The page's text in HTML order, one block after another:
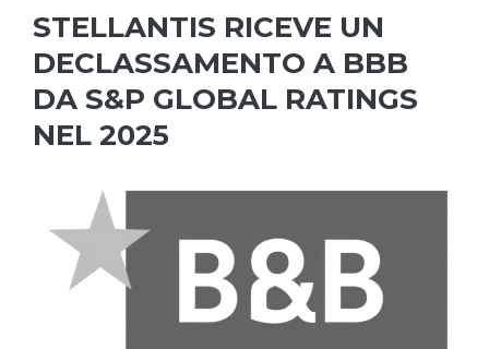
STELLANTIS RICEVE UN
DECLASSAMENTO A BBB
DA S&P GLOBAL RATINGS
NEL 2025